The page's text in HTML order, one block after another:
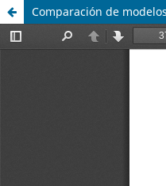
Comparación de